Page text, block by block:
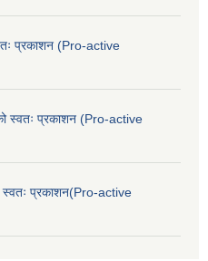
प्रकाशन (Pro-active
स्वतः प्रकाशन (Pro-active
स्वतः प्रकाशन(Pro-active